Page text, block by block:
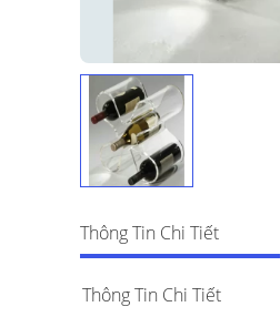
Thông Tin Chi Tiết
Thông Tin Chi Tiết